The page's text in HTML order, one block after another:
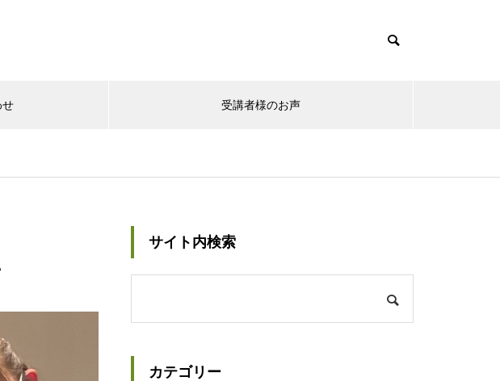
せ 受講者様のお声
wp-content/themes/muum_tcd085/functions/menu.php
サイト内検索
カテゴリー